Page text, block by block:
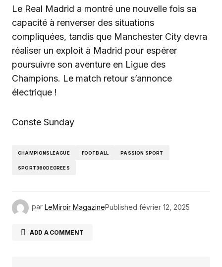
Le Real Madrid a montré une nouvelle fois sa
capacité à renverser des situations
compliquées, tandis que Manchester City devra
réaliser un exploit à Madrid pour espérer
poursuivre son aventure en Ligue des
Champions. Le match retour s’annonce
électrique !
Conste Sunday
CHAMPIONSLEAGUE FOOTBALL PASSION SPORT
SPORT360DEGREES
par LeMiroir MagazinePublished février 12, 2025
ADD A COMMENT